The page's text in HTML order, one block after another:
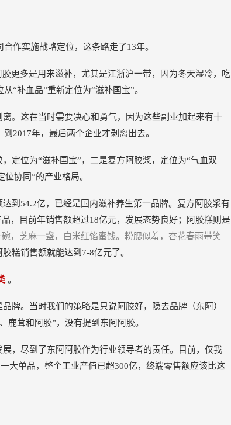
作实施战略定位，这条路走了13年。
更多是用来滋补，尤其是江浙沪一带，因为冬天湿冷，吃
“补血品”重新定位为“滋补国宝”。
。这在当时需要决心和勇气，因为这些副业加起来有十
2017年，最后两个企业才剥离出去。
定位为“滋补国宝”，二是复方阿胶浆，定位为“气血双
协同”的产业格局。
到54.2亿，已经是国内滋补养生第一品牌。复方阿胶浆有
，目前年销售额超过18亿元，发展态势良好；阿胶糕则是
碗，芝麻一盏，白米红馅蜜饯。粉腮似羞，杏花春雨带笑
胶糕销售额就能达到7-8亿元了。
。
牌。当时我们的策略是只说阿胶好，隐去品牌（东阿）
鹿茸和阿胶”，没有提到东阿阿胶。
，尽到了东阿阿胶作为行业领导者的责任。目前，仅我
大单品，整个工业产值已超300亿，终端零售额应该比这